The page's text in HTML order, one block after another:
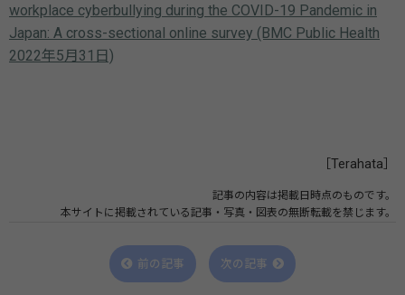
workplace cyberbullying during the COVID-19 Pandemic in
Japan: A cross-sectional online survey (BMC Public Health
2022年5⽉31⽇)
［Terahata］
記事の内容は掲載日時点のものです。
本サイトに掲載されている記事・写真・図表の無断転載を禁じます。
前の記事 次の記事